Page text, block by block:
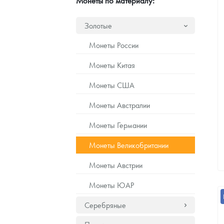
Книги по нумизматике
Золотые
Монеты России
Монеты Китая
Монеты США
Монеты Австралии
Монеты Германии
Монеты Великобритании
Монеты Австрии
Монеты ЮАР
Серебряные